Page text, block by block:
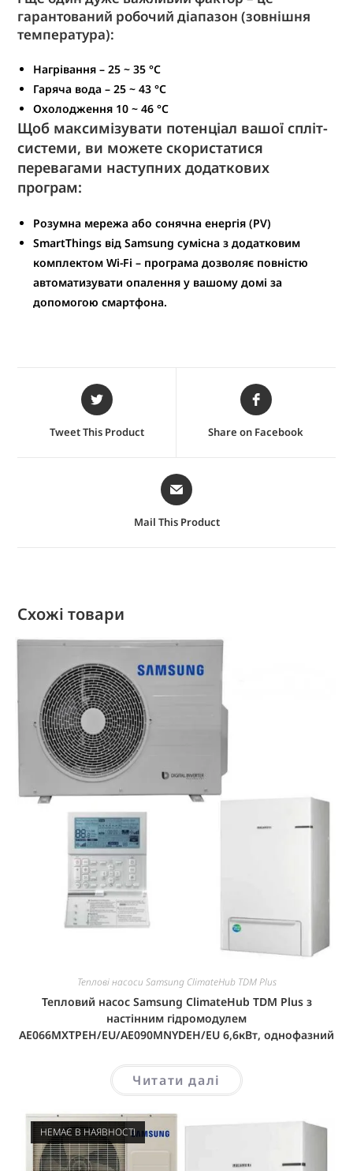
гарантований робочий діапазон (зовнішня
температура):
Нагрівання – 25 ~ 35 °С
Гаряча вода – 25 ~ 43 °С
Охолодження 10 ~ 46 °C
Щоб максимізувати потенціал вашої спліт-
системи, ви можете скористатися
перевагами наступних додаткових
програм:
Розумна мережа або сонячна енергія (PV)
SmartThings від Samsung сумісна з додатковим
комплектом Wi-Fi – програма дозволяє повністю
автоматизувати опалення у вашому домі за
допомогою смартфона.
Tweet This Product Share on Facebook
Mail This Product
Схожі товари
Теплові насоси Samsung ClimateHub TDM Plus
Тепловий насос Samsung ClimateHub TDM Plus з
настінним гідромодулем
AE066MXTPEH/EU/AE090MNYDEH/EU 6,6кВт, однофазний
Читати далі
НЕМАЄ В НАЯВНОСТІ